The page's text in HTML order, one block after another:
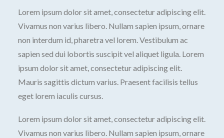
Lorem ipsum dolor sit amet, consectetur adipiscing elit.
Vivamus non varius libero. Nullam sapien ipsum, ornare
non interdum id, pharetra vel lorem. Vestibulum ac
sapien sed dui lobortis suscipit vel aliquet ligula. Lorem
ipsum dolor sit amet, consectetur adipiscing elit.
Mauris sagittis dictum varius. Praesent facilisis tellus
eget lorem iaculis cursus.
Lorem ipsum dolor sit amet, consectetur adipiscing elit.
Vivamus non varius libero. Nullam sapien ipsum, ornare